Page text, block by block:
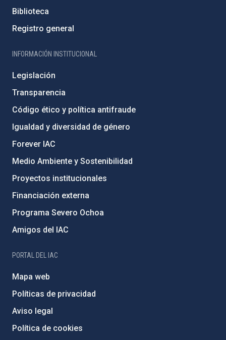
Biblioteca
Registro general
INFORMACIÓN INSTITUCIONAL
Legislación
Transparencia
Código ético y política antifraude
Igualdad y diversidad de género
Forever IAC
Medio Ambiente y Sostenibilidad
Proyectos institucionales
Financiación externa
Programa Severo Ochoa
Amigos del IAC
PORTAL DEL IAC
Mapa web
Políticas de privacidad
Aviso legal
Política de cookies